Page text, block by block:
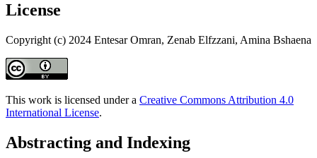
License
Copyright (c) 2024 Entesar Omran, Zenab Elfzzani, Amina Bshaena
This work is licensed under a Creative Commons Attribution 4.0
International License.
Abstracting and Indexing